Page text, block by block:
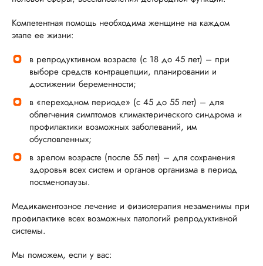
Компетентная помощь необходима женщине на каждом
этапе ее жизни:
в репродуктивном возрасте (с 18 до 45 лет) – при
выборе средств контрацепции, планировании и
достижении беременности;
в «переходном периоде» (с 45 до 55 лет) – для
облегчения симптомов климактерического синдрома и
профилактики возможных заболеваний, им
обусловленных;
в зрелом возрасте (после 55 лет) – для сохранения
здоровья всех систем и органов организма в период
постменопаузы.
Медикаментозное лечение и физиотерапия незаменимы при
профилактике всех возможных патологий репродуктивной
системы.
Мы поможем, если у вас: